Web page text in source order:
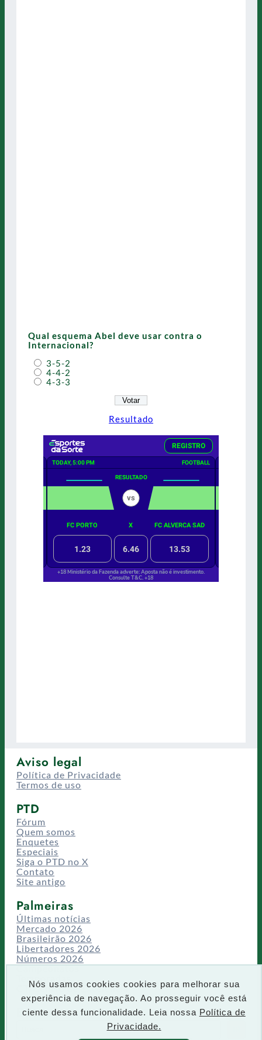
Nós usamos cookies cookies para melhorar sua
experiência de navegação. Ao prosseguir você está
ciente dessa funcionalidade. Leia nossa Política de
Privacidade.
Qual esquema Abel deve usar contra o
Internacional?
3-5-2
4-4-2
4-3-3
Resultado
Aviso legal
Política de Privacidade
Termos de uso
PTD
Fórum
Quem somos
Enquetes
Especiais
Siga o PTD no X
Contato
Site antigo
Palmeiras
Últimas notícias
Mercado 2026
Brasileirão 2026
Libertadores 2026
Números 2026
Campeonatos
CT/Centro de Excelência
Busca
P
e